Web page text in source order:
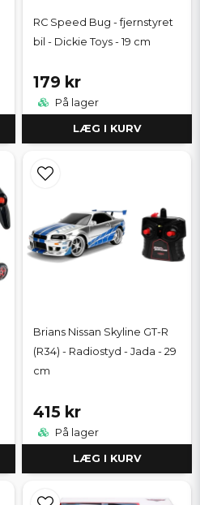
RC Speed Bug - fjernstyret
bil - Dickie Toys - 19 cm
179 kr
På lager
LÆG I KURV
Brians Nissan Skyline GT-R
(R34) - Radiostyd - Jada - 29
cm
415 kr
På lager
LÆG I KURV